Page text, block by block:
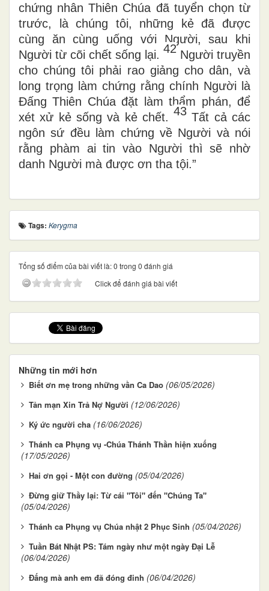
chứng nhân Thiên Chúa đã tuyển chọn từ
trước, là chúng tôi, những kẻ đã được
cùng ăn cùng uống với Người, sau khi
Người từ cõi chết sống lại. 42 Người truyền
cho chúng tôi phải rao giảng cho dân, và
long trọng làm chứng rằng chính Người là
Đấng Thiên Chúa đặt làm thẩm phán, để
xét xử kẻ sống và kẻ chết.43 Tất cả các
ngôn sứ đều làm chứng về Người và nói
rằng phàm ai tin vào Người thì sẽ nhờ
danh Người mà được ơn tha tội.”
Tags: Kerygma
Tổng số điểm của bài viết là: 0 trong 0 đánh giá
Click để đánh giá bài viết
Những tin mới hơn
Biết ơn mẹ trong những vần Ca Dao (06/05/2026)
Tản mạn Xin Trả Nợ Người (12/06/2026)
Ký ức người cha (16/06/2026)
Thánh ca Phụng vụ -Chúa Thánh Thần hiện xuống
(17/05/2026)
Hai ơn gọi - Một con đường (05/04/2026)
Đừng giữ Thầy lại: Từ cái "Tôi" đến "Chúng Ta"
(05/04/2026)
Thánh ca Phụng vụ Chúa nhật 2 Phục Sinh (05/04/2026)
Tuần Bát Nhật PS: Tám ngày như một ngày Đại Lễ
(06/04/2026)
Đấng mà anh em đã đóng đinh (06/04/2026)